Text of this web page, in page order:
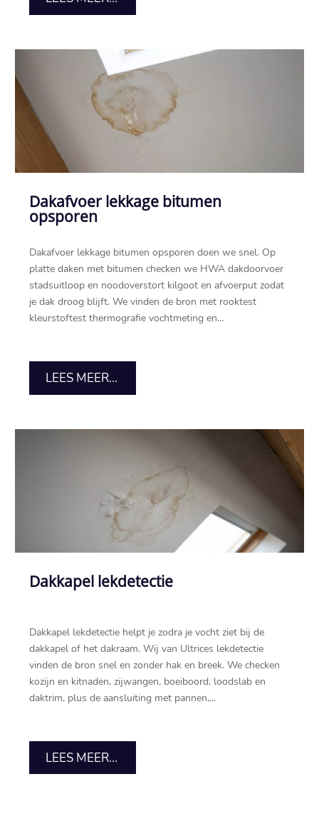
Dakafvoer lekkage bitumen
opsporen
Dakafvoer lekkage bitumen opsporen doen we snel.​ Op
platte daken met bitumen checken we HWA dakdoorvoer
stadsuitloop en noodoverstort kilgoot en afvoerput zodat
je dak droog blijft.​ We vinden de bron met rooktest
kleurstoftest thermografie vochtmeting en...
LEES MEER...
Dakkapel lekdetectie
Dakkapel lekdetectie helpt je zodra je vocht ziet bij de
dakkapel of het dakraam.​ Wij van Ultrices lekdetectie
vinden de bron snel en zonder hak en breek.​ We checken
kozijn en kitnaden, zijwangen, boeiboord, loodslab en
daktrim, plus de aansluiting met pannen,...
LEES MEER...